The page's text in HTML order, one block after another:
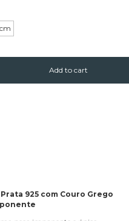
925 com Couro Grego